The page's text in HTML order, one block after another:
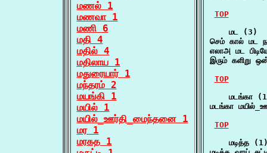
மணல் 1
மணவா 1
மணி 6
மதி 4
மதில் 4
மதிலாய 1
மதுரையார் 1
மந்தரம் 2
மயங்கி 1
மயில் 1
மயில்_ஊர்தி_மைந்தனை 1
மர 1
மரகத 1
TOP
    மட (3)
செம் கால் மட
எலாஅ மட
இரும் களிறு
TOP
மடங்கா
மடங்கா
TOP
மடித்த